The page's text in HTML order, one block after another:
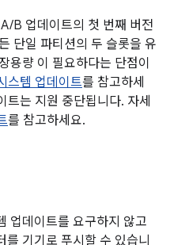
B 업데이트의 첫 번째 버전
단일 파티션의 두 슬롯을 유
용량 이 필요하다는 단점이
스템 업데이트를 참고하세
는 지원 중단됩니다. 자세
를 참고하세요.
업데이트를 요구하지 않고
기기로 푸시할 수 있습니